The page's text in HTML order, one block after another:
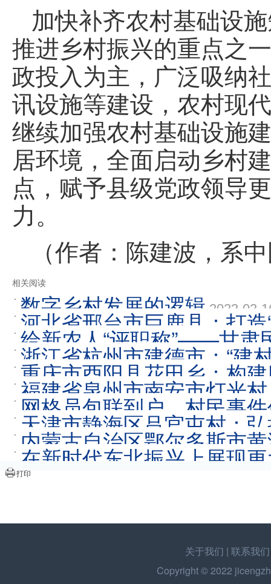
加快补齐农村基础设
推进乡村振兴的重点之
政投入为主，广泛吸纳
讯设施等建设，农村现
继续加强农村基础设施
居环境，全面启动乡村
点，赋予县级党政领导
力。
（作者：陈建波，系
相关阅读
数字乡村发展的逻辑 2023-03-
河北省邢台市巨鹿县：打
给新农人“评职称”——甘肃
浙江省杭州市建德市：“建
重庆市酉阳县花田乡：构
福建省泉州市南安市灯光
网格员包联到户 村民事
2023-03-15
天津市静海区吕官屯村：
内蒙古自治区鄂尔多斯市
在新时代东北振兴上展现
打印
关于我们 | 联系我们
Copyright © 2022